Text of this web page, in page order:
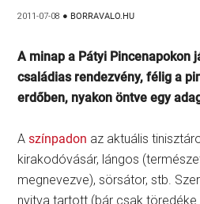
2011-07-08 ● BORRAVALO.HU
A minap a Pátyi Pincenapokon
családias rendezvény, félig a
erdőben, nyakon öntve egy
Aszínpadon az aktuális
kirakodóvásár, lángos
megnevezve), sörsátor, stb.
nyitva tartott (bár csak töredéke